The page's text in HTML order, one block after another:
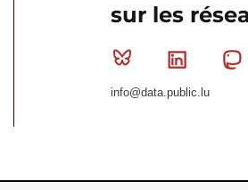
sur les
Bluesky Linkedin
info@data.public.lu